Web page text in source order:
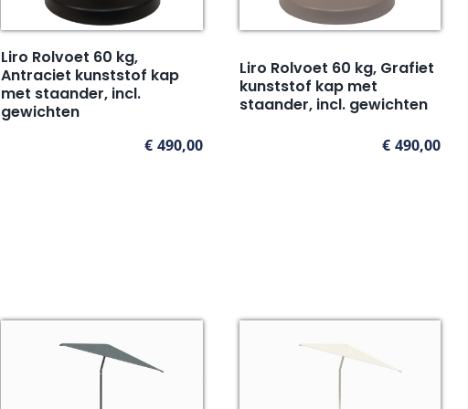
Liro Rolvoet 60 kg,
Antraciet kunststof kap
met staander, incl.
gewichten
€ 490,00
Liro Rolvoet 60 kg, Grafiet
kunststof kap met
staander, incl. gewichten
€ 490,00